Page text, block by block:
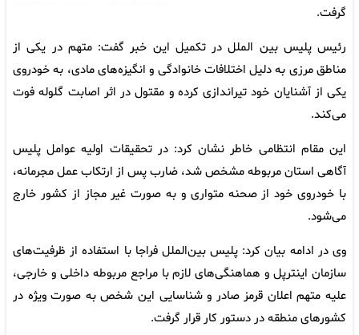
گرفت.
رئیس پلیس بین الملل در تکمیل این خبر گفت: متهم در یکی از
مناطق مرزی به دلیل اختلافات خانوادگی و انگیزه‌های مادی، به خودروی
یکی از آشنایان خود تیراندازی کرده و مقتول در اثر اصابت گلوله فوت
می‌کند.
این مقام انتظامی خاطر نشان کرد: در تحقیقات اولیه عوامل پلیس
آگاهی استان مربوطه مشخص شد، ضارب پس از ارتکاب عمل مجرمانه،
با خودروی خود از صحنه متواری و به صورت غیر مجاز از کشور خارج
می‌شود.
وی در ادامه بیان کرد: پلیس بین‌الملل فراجا با استفاده از ظرفیت‌های
سازمان اینترپل و هماهنگی‌های لازم با مراجع مربوطه داخلی و خارجی،
علیه متهم اعلان قرمز صادر و شناسایی این شخص به صورت ویژه در
کشورهای منطقه در دستور کار قرار گرفت.